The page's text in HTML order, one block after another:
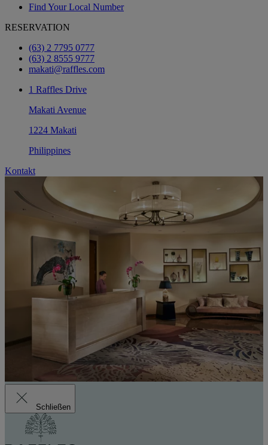
Find Your Local Number
RESERVATION
(63) 2 7795 0777
(63) 2 8555 9777
makati@raffles.com
1 Raffles Drive
Makati Avenue
1224 Makati
Philippines
Kontakt
Schließen